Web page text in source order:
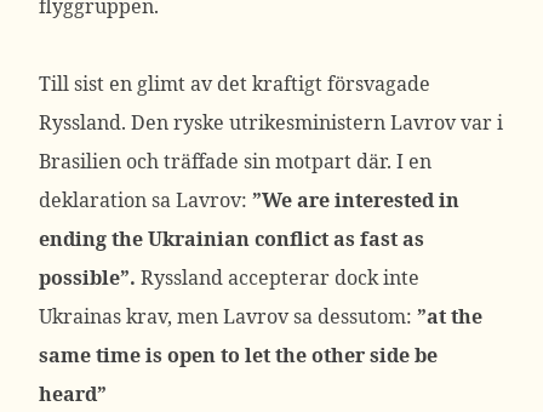
flyggruppen.
Till sist en glimt av det kraftigt försvagade
Ryssland. Den ryske utrikesministern Lavrov var i
Brasilien och träffade sin motpart där. I en
deklaration sa Lavrov: ”We are interested in
ending the Ukrainian conflict as fast as
possible”. Ryssland accepterar dock inte
Ukrainas krav, men Lavrov sa dessutom: ”at the
same time is open to let the other side be
heard”